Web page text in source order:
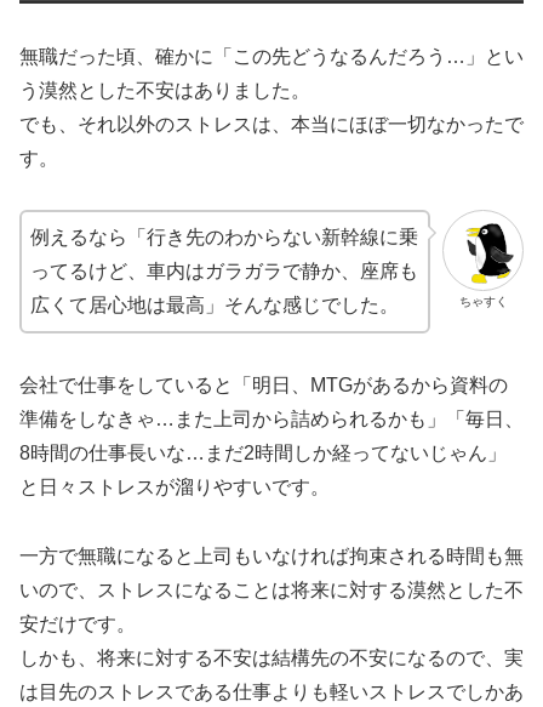
無職だった頃、確かに「この先どうなるんだろう…」とい
う漠然とした不安はありました。
でも、それ以外のストレスは、本当にほぼ一切なかったで
す。
ちゃすく
例えるなら「行き先のわからない新幹線に乗
ってるけど、車内はガラガラで静か、座席も
広くて居心地は最高」そんな感じでした。
会社で仕事をしていると「明日、MTGがあるから資料の
準備をしなきゃ…また上司から詰められるかも」「毎日、
8時間の仕事長いな…まだ2時間しか経ってないじゃん」
と日々ストレスが溜りやすいです。
一方で無職になると上司もいなければ拘束される時間も無
いので、ストレスになることは将来に対する漠然とした不
安だけです。
しかも、将来に対する不安は結構先の不安になるので、実
は目先のストレスである仕事よりも軽いストレスでしかあ